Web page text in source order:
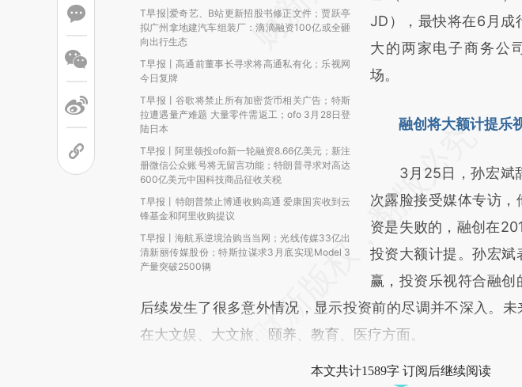
T早报|爱奇艺、B站更新招股书修正文件；贾跃亭
拟广州拿地建汽车组装厂：滴滴融资100亿或全砸
向出行生态
T早报丨高通前董事长寻求将高通私有化；乐视网
今日复牌
T早报丨谷歌将禁止所有加密货币相关广告；特斯
拉遭遇量产难题 大量零件需返工；ofo 3月28日登
陆日本
T早报丨阿里领投ofo新一轮融资8.66亿美元；新注
册微信公众账号将无留言功能；特朗普寻求对高达
600亿美元中国科技商品征收关税
T早报丨特朗普禁止博通收购高通 爱康国宾收到云
锋基金和阿里收购提议
T早报丨海航系逆境洽购当当网；光线传媒33亿出
清新丽传媒股份；特斯拉谋求3月底实现Model 3
产量突破2500辆
JD），最快将在6月成
大的两家电子商务公
场。
融创将大额计提乐
3月25日，孙宏斌
次露脸接受媒体专访
资是失败的，融创在
投资大额计提。孙宏
赢，投资乐视符合融
后续发生了很多意外情况，显示投资前的尽调并不深入。
在大文娱、大文旅、颐养、教育、医疗方面。
本文共计1589字 订阅后继续阅读